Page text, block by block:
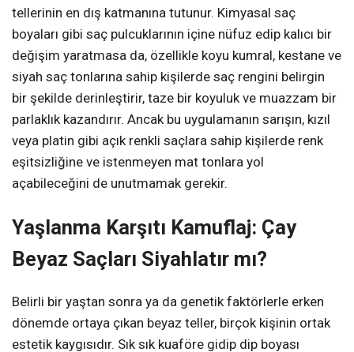
tellerinin en dış katmanına tutunur. Kimyasal saç
boyaları gibi saç pulcuklarının içine nüfuz edip kalıcı bir
değişim yaratmasa da, özellikle koyu kumral, kestane ve
siyah saç tonlarına sahip kişilerde saç rengini belirgin
bir şekilde derinleştirir, taze bir koyuluk ve muazzam bir
parlaklık kazandırır. Ancak bu uygulamanın sarışın, kızıl
veya platin gibi açık renkli saçlara sahip kişilerde renk
eşitsizliğine ve istenmeyen mat tonlara yol
açabileceğini de unutmamak gerekir.
Yaşlanma Karşıtı Kamuflaj: Çay
Beyaz Saçları Siyahlatır mı?
Belirli bir yaştan sonra ya da genetik faktörlerle erken
dönemde ortaya çıkan beyaz teller, birçok kişinin ortak
estetik kaygısıdır. Sık sık kuaföre gidip dip boyası